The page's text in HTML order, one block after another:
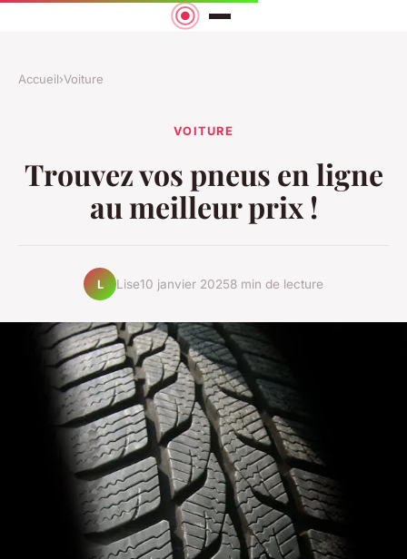
Accueil›Voiture
VOITURE
Trouvez vos pneus en ligne
au meilleur prix !
L Lise10 janvier 20258 min de lecture